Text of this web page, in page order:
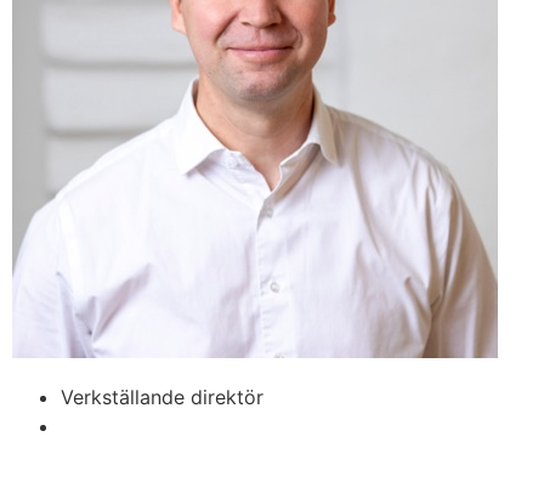
Verkställande direktör